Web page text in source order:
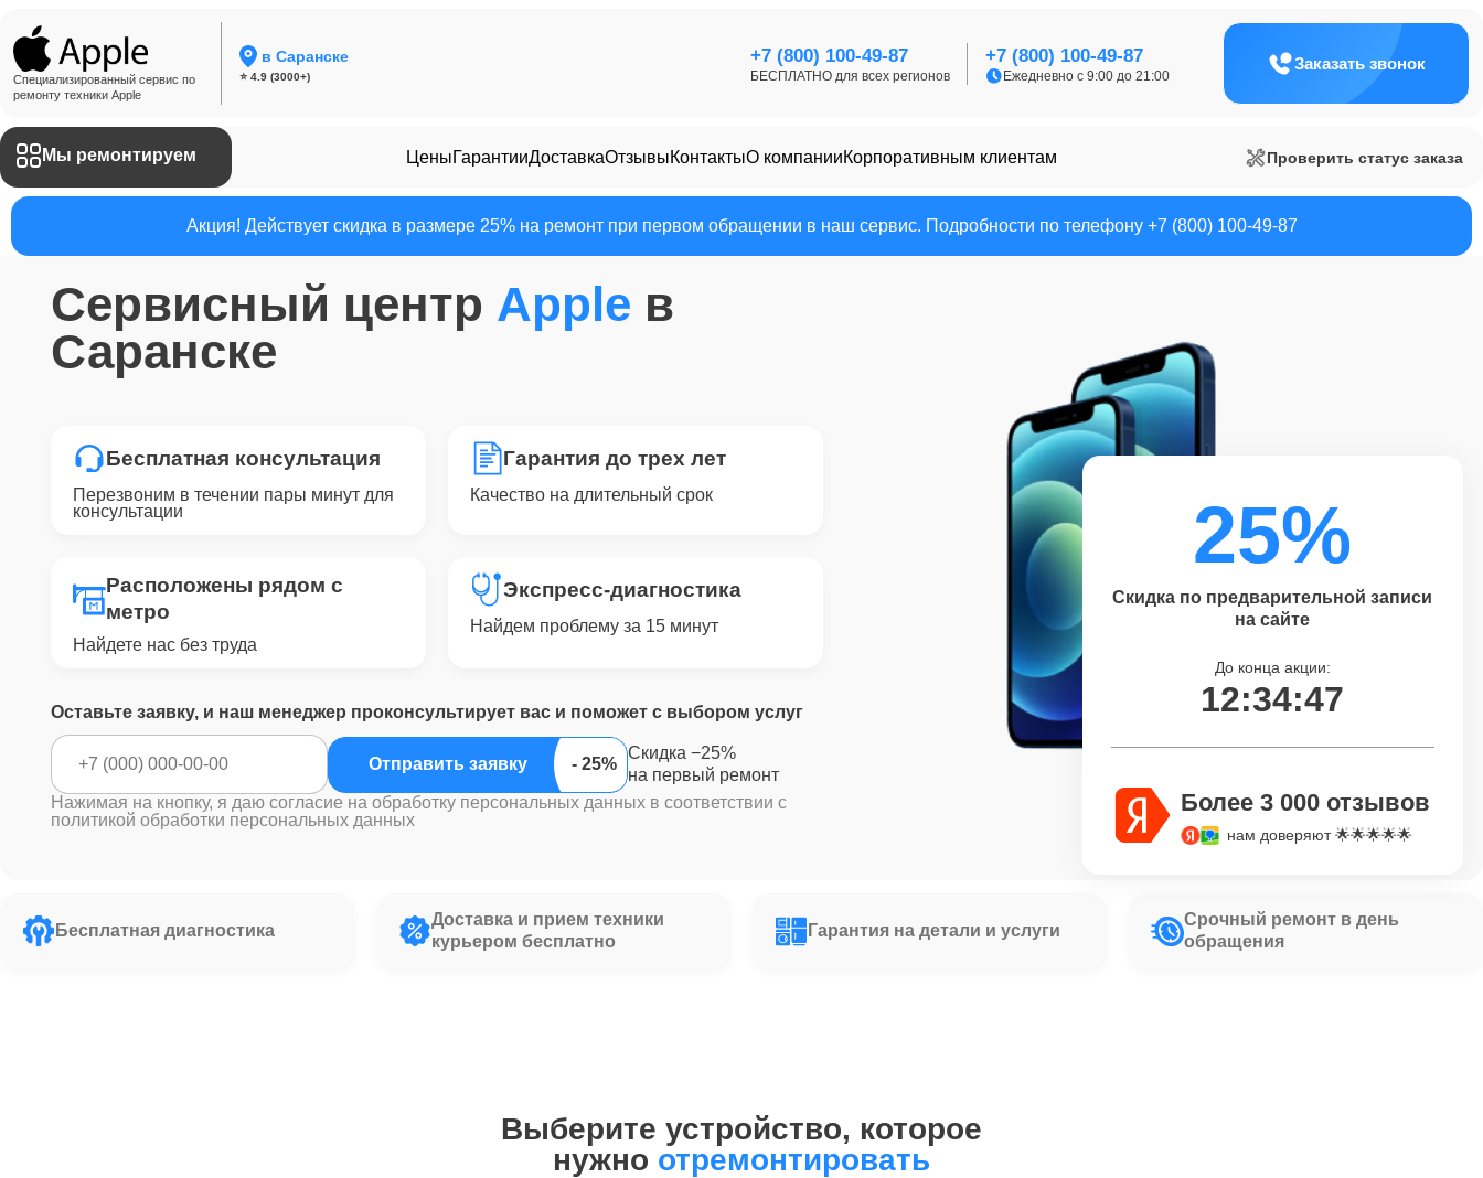
Специализированный сервис по
ремонту техники Apple
в Саранске
⭐ 4.9 (3000+)
+7 (800) 100-49-87
БЕСПЛАТНО для всех регионов
+7 (800) 100-49-87
Ежедневно с 9:00 до 21:00
Заказать звонок
Мы ремонтируем ЦеныГарантииДоставкаОтзывыКонтактыО компанииКорпоративным клиентам Проверить статус заказа
Акция! Действует скидка в размере 25% на ремонт при первом обращении в наш сервис. Подробности по телефону +7 (800) 100-49-87
Сервисный центр Apple в
Саранске
Бесплатная консультация
Перезвоним в течении пары минут для
консультации
Гарантия до трех лет
Качество на длительный срок
Расположены рядом с
метро
Найдете нас без труда
Экспресс-диагностика
Найдем проблему за 15 минут
Оставьте заявку, и наш менеджер проконсультирует вас и поможет с выбором услуг
Отправить заявку
Скидка −25%
на первый ремонт
Нажимая на кнопку, я даю согласие на обработку персональных данных в соответствии с
политикой обработки персональных данных
25%
Скидка по предварительной записи
на сайте
До конца акции:
12:34:46
Более 3 000 отзывов
нам доверяют 🌟🌟🌟🌟🌟
Бесплатная диагностика
Доставка и прием техники
курьером бесплатно
Гарантия на детали и услуги
Срочный ремонт в день
обращения
Выберите устройство, которое
нужно отремонтировать